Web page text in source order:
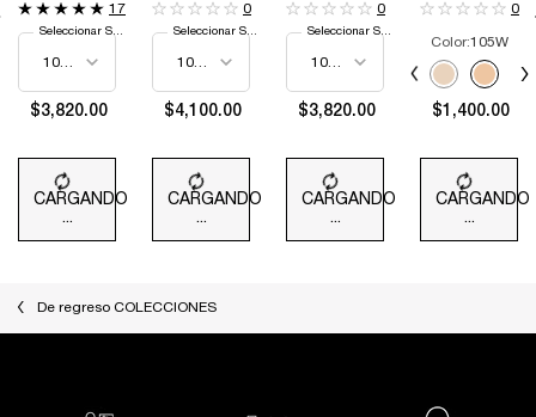
17
Seleccionar Size
$3,820.00
CARGANDO
...
cereza
amaderada
0
Seleccionar Size
$4,100.00
CARGANDO
...
DE PARFUM
Nude
0
Seleccionar Size
$3,820.00
CARGANDO
...
FOUNDATION
IMPULSADA
AVANZADA
AIRWEAR TM,
NUESTRA
COBERTURA
LARGA
DURACIÓN
TRANSPIRABLE
0
Color:105W
Selecciona el color
Selected
The product
Selected
097N color
105W
$1,400.00
CARGANDO
...
De regreso COLECCIONES